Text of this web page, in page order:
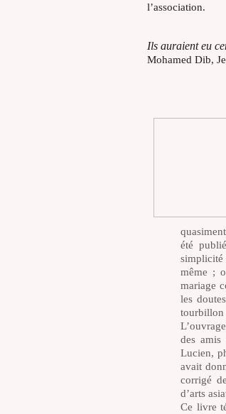
l’association.
Ils auraient eu
Mohamed Dib,
été
simplicité
même ;
mariage
les
tourbillon
des
Lucien,
avait
corrigé
d’arts
Ce livre